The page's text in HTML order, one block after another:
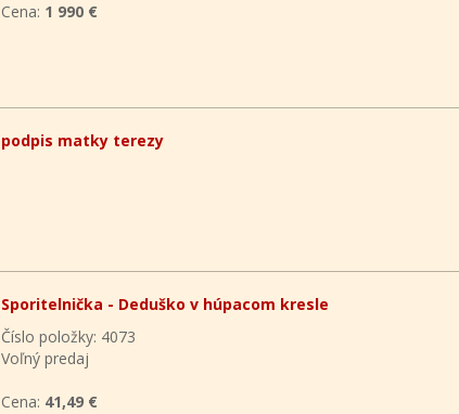
Cena: 1 990 €
podpis matky terezy
Sporitelnička - Deduško v húpacom kresle
Číslo položky: 4073
Voľný predaj
Cena: 41,49 €